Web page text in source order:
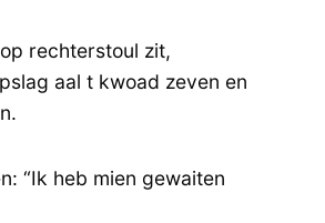
rechterstoul zit,
aal t kwoad zeven en
“Ik heb mien gewaiten